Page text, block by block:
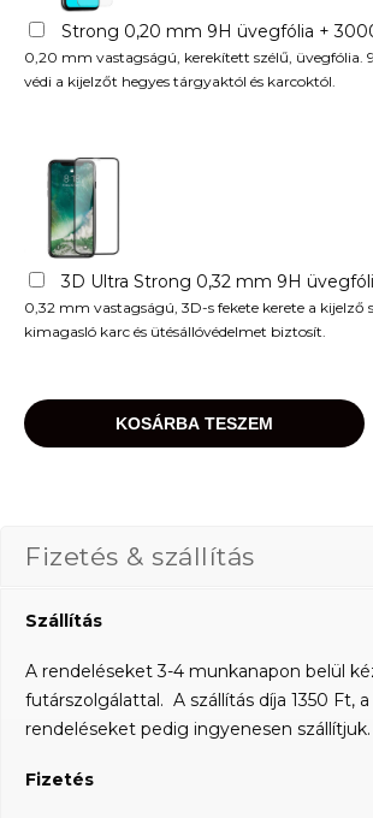
Strong 0,20 mm 9H üvegfólia +
0,20 mm vastagságú, kerekített szélű, üvegfólia.
védi a kijelzőt hegyes tárgyaktól és karcoktól.
3D Ultra Strong 0,32 mm 9H
0,32 mm vastagságú, 3D-s fekete kerete a kijelző
kimagasló karc és ütésállóvédelmet biztosít.
KOSÁRBA TESZEM
Fizetés & szállítás
Szállítás
A rendeléseket 3-4 munkanapon belül
futárszolgálattal. A szállítás díja 1350 Ft,
rendeléseket pedig ingyenesen szállítjuk.
Fizetés